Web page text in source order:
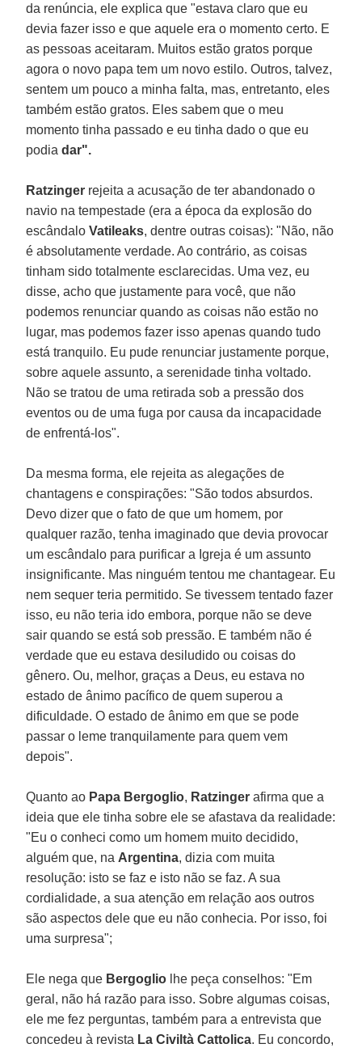
da renúncia, ele explica que "estava claro que eu
devia fazer isso e que aquele era o momento certo. E
as pessoas aceitaram. Muitos estão gratos porque
agora o novo papa tem um novo estilo. Outros, talvez,
sentem um pouco a minha falta, mas, entretanto, eles
também estão gratos. Eles sabem que o meu
momento tinha passado e eu tinha dado o que eu
podiadar".
Ratzinger rejeita a acusação de ter abandonado o
navio na tempestade (era a época da explosão do
escândaloVatileaks, dentre outras coisas): "Não, não
é absolutamente verdade. Ao contrário, as coisas
tinham sido totalmente esclarecidas. Uma vez, eu
disse, acho que justamente para você, que não
podemos renunciar quando as coisas não estão no
lugar, mas podemos fazer isso apenas quando tudo
está tranquilo. Eu pude renunciar justamente porque,
sobre aquele assunto, a serenidade tinha voltado.
Não se tratou de uma retirada sob a pressão dos
eventos ou de uma fuga por causa da incapacidade
de enfrentá-los".
Da mesma forma, ele rejeita as alegações de
chantagens e conspirações: "São todos absurdos.
Devo dizer que o fato de que um homem, por
qualquer razão, tenha imaginado que devia provocar
um escândalo para purificar a Igreja é um assunto
insignificante. Mas ninguém tentou me chantagear. Eu
nem sequer teria permitido. Se tivessem tentado fazer
isso, eu não teria ido embora, porque não se deve
sair quando se está sob pressão. E também não é
verdade que eu estava desiludido ou coisas do
gênero. Ou, melhor, graças a Deus, eu estava no
estado de ânimo pacífico de quem superou a
dificuldade. O estado de ânimo em que se pode
passar o leme tranquilamente para quem vem
depois".
Quanto ao Papa Bergoglio, Ratzinger afirma que a
ideia que ele tinha sobre ele se afastava da realidade:
"Eu o conheci como um homem muito decidido,
alguém que, na Argentina, dizia com muita
resolução: isto se faz e isto não se faz. A sua
cordialidade, a sua atenção em relação aos outros
são aspectos dele que eu não conhecia. Por isso, foi
uma surpresa";
Ele nega que Bergoglio lhe peça conselhos: "Em
geral, não há razão para isso. Sobre algumas coisas,
ele me fez perguntas, também para a entrevista que
concedeu à revista La Civiltà Cattolica. Eu concordo,